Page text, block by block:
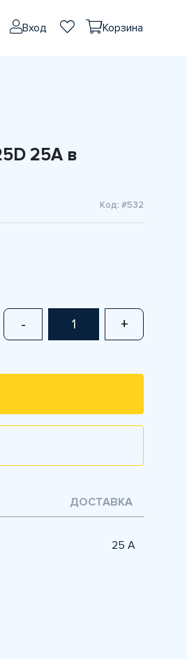
Вход Корзина
25А в
Код: #532
- +
ДОСТАВКА
25 A